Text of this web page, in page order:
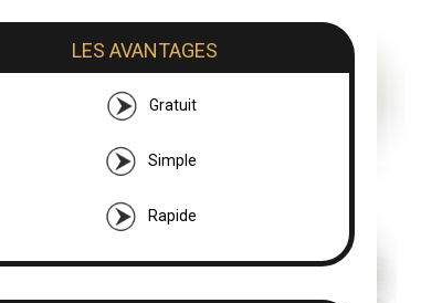
LES AVANTAGES
Gratuit
Simple
Rapide